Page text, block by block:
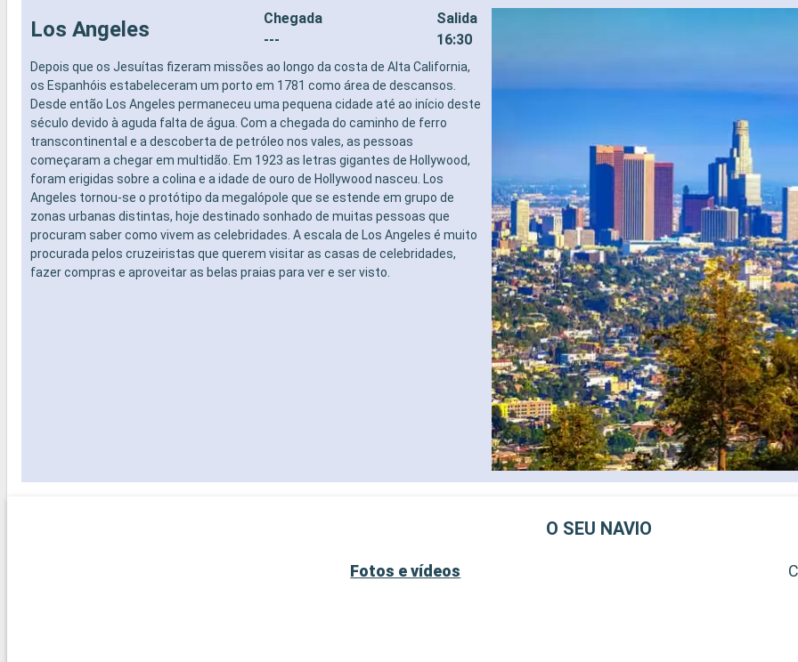
Los Angeles
Chegada
---
Salida
16:30
Depois que os Jesuítas fizeram missões ao longo da costa de Alta California,
os Espanhóis estabeleceram um porto em 1781 como área de descansos.
Desde então Los Angeles permaneceu uma pequena cidade até ao início deste
século devido à aguda falta de água. Com a chegada do caminho de ferro
transcontinental e a descoberta de petróleo nos vales, as pessoas
começaram a chegar em multidão. Em 1923 as letras gigantes de Hollywood,
foram erigidas sobre a colina e a idade de ouro de Hollywood nasceu. Los
Angeles tornou-se o protótipo da megalópole que se estende em grupo de
zonas urbanas distintas, hoje destinado sonhado de muitas pessoas que
procuram saber como vivem as celebridades. A escala de Los Angeles é muito
procurada pelos cruzeiristas que querem visitar as casas de celebridades,
fazer compras e aproveitar as belas praias para ver e ser visto.
O SEU NAVIO
Fotos e vídeos